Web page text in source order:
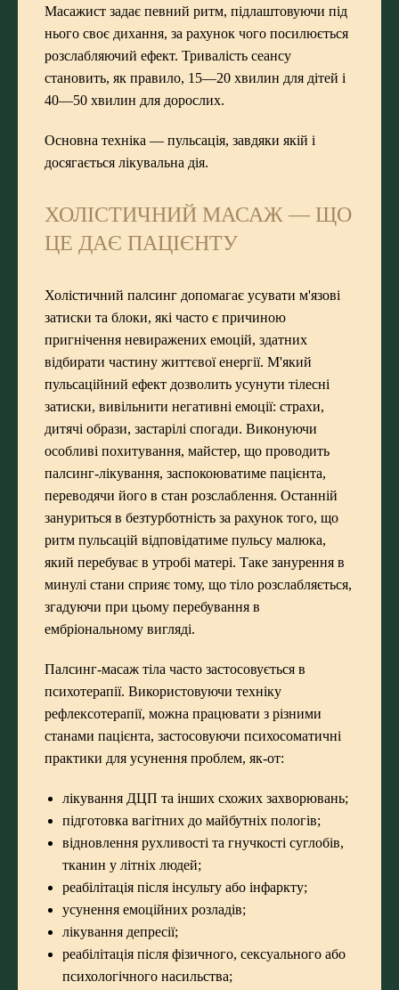
Масажист задає певний ритм, підлаштовуючи під
нього своє дихання, за рахунок чого посилюється
розслабляючий ефект. Тривалість сеансу
становить, як правило, 15—20 хвилин для дітей і
40—50 хвилин для дорослих.
Основна техніка — пульсація, завдяки якій і
досягається лікувальна дія.
ХОЛІСТИЧНИЙ МАСАЖ — ЩО
ЦЕ ДАЄ ПАЦІЄНТУ
Холістичний палсинг допомагає усувати м'язові
затиски та блоки, які часто є причиною
пригнічення невиражених емоцій, здатних
відбирати частину життєвої енергії. М'який
пульсаційний ефект дозволить усунути тілесні
затиски, вивільнити негативні емоції: страхи,
дитячі образи, застарілі спогади. Виконуючи
особливі похитування, майстер, що проводить
палсинг-лікування, заспокоюватиме пацієнта,
переводячи його в стан розслаблення. Останній
зануриться в безтурботність за рахунок того, що
ритм пульсацій відповідатиме пульсу малюка,
який перебуває в утробі матері. Таке занурення в
минулі стани сприяє тому, що тіло розслабляється,
згадуючи при цьому перебування в
ембріональному вигляді.
Палсинг-масаж тіла часто застосовується в
психотерапії. Використовуючи техніку
рефлексотерапії, можна працювати з різними
станами пацієнта, застосовуючи психосоматичні
практики для усунення проблем, як-от:
лікування ДЦП та інших схожих захворювань;
підготовка вагітних до майбутніх пологів;
відновлення рухливості та гнучкості суглобів,
тканин у літніх людей;
реабілітація після інсульту або інфаркту;
усунення емоційних розладів;
лікування депресії;
реабілітація після фізичного, сексуального або
психологічного насильства;